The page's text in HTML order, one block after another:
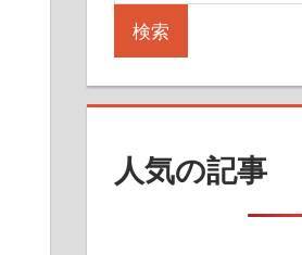
検索
人気の記事